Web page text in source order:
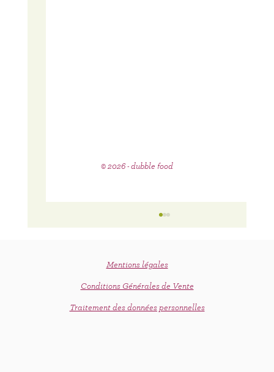
Mentions légales
Conditions Générales de Vente
© 2026 - dubble food
Traitement des données personnelles